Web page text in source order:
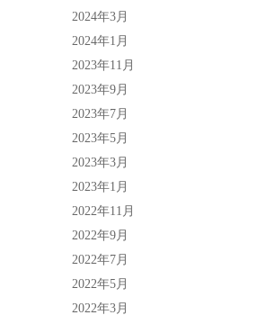
2024年3月
2024年1月
2023年11月
2023年9月
2023年7月
2023年5月
2023年3月
2023年1月
2022年11月
2022年9月
2022年7月
2022年5月
2022年3月